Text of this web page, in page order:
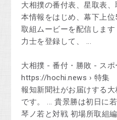
大相撲の番付表、星取表
本情報をはじめ、幕下上
取組ムービーを配信しま
力士を登録して、 ...
大相撲 - 番付・勝敗 - スポ
https://hochi.news › 特集
報知新聞社がお届けする
です。 ... 貴景勝は初日に
琴ノ若と対戦 初場所取組